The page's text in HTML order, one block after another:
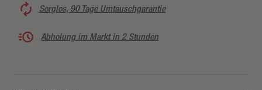
Sorglos, 90 Tage Umtauschgarantie
Abholung im Markt in 2 Stunden